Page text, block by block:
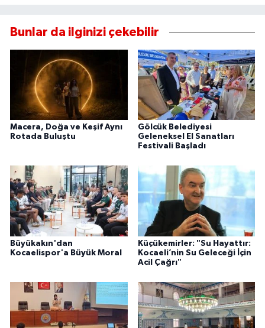
Bunlar da ilginizi çekebilir
Macera, Doğa ve Keşif Aynı
Rotada Buluştu
Gölcük Belediyesi
Geleneksel El Sanatları
Festivali Başladı
Büyükakın'dan
Kocaelispor'a Büyük Moral
Küçükemirler: "Su Hayattır:
Kocaeli’nin Su Geleceği İçin
Acil Çağrı"